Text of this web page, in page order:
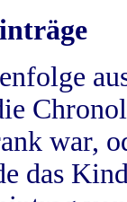
war,
das